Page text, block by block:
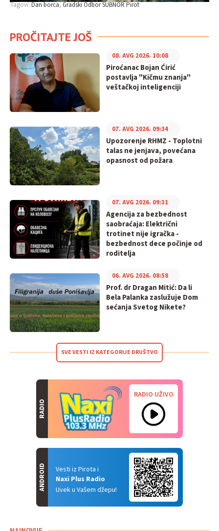
Tagovi:Dan borca Gradski Odbor SUBNOR Pirot
PROČITAJTE JOŠ
Piroćanac Bojan Ćirić
postavlja "Kičmu znanja"
veštačkoj inteligenciji
08. AVG 2026. 10:08
Upozorenje RHMZ - Toplotni
talas ne jenjava, povećana
opasnost od požara
07. AVG 2026. 09:34
Agencija za bezbednost
saobraćaja: Električni
trotinet nije igračka -
bezbednost dece počinje od
roditelja
07. AVG 2026. 09:31
Prof. dr Dragan Mitić: Da li
Bela Palanka zaslužuje Dom
sećanja Svetog Nikete?
06. AVG 2026. 08:58
SVE VESTI IZ KATEGORIJE DRUŠTVO
RADIO
RADIO UŽIVO
Vesti iz Pirota i
Naxi Plus Radio
Uvek u Vašem džepu!
ANDROID